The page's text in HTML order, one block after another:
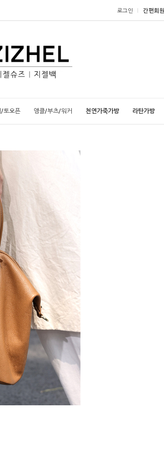
로그인 간편회
토오픈 앵클/부츠/워커 천연가죽가방 라탄가방